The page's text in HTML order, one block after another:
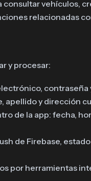
vehículos,
relacionadas
y procesar:
contraseña
apellido y dirección
de la app: fecha,
de Firebase,
por herramientas